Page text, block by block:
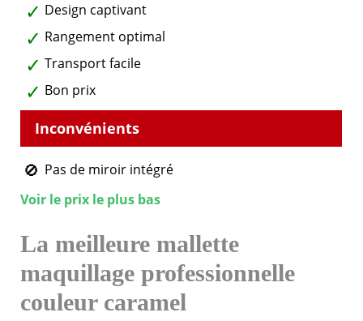
Design captivant
Rangement optimal
Transport facile
Bon prix
Pas de miroir intégré
Voir le prix le plus bas
La meilleure mallette
maquillage professionnelle
couleur caramel